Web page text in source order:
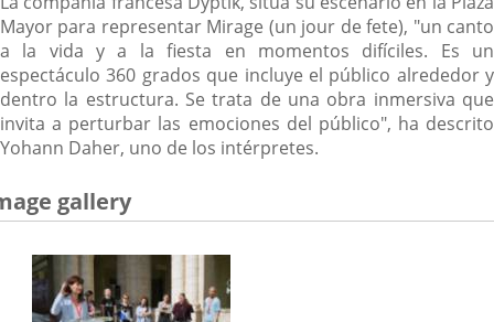
Mayor para representar Mirage (un jour de fete), "un canto
a la vida y a la fiesta en momentos difíciles. Es un
espectáculo 360 grados que incluye el público alrededor y
dentro la estructura. Se trata de una obra inmersiva que
invita a perturbar las emociones del público", ha descrito
Yohann Daher, uno de los intérpretes.
gallery